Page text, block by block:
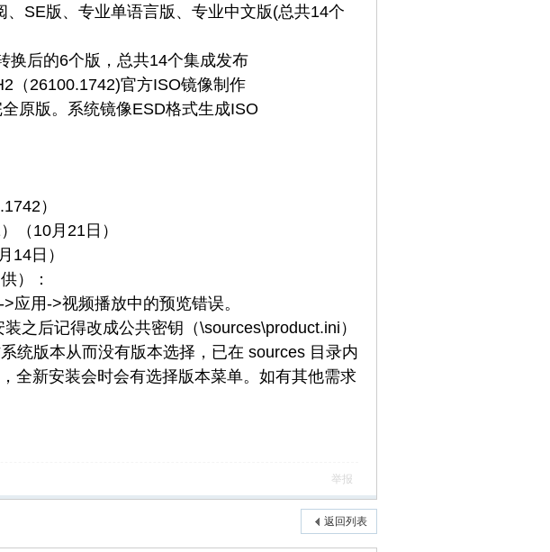
SE版、专业单语言版、专业中文版(总共14个
换后的6个版，总共14个集成发布
（26100.1742)官方ISO镜像制作
原版。系统镜像ESD格式生成ISO
）
（10月21日）
14日）
）：
应用->视频播放中的预览错误。
之后记得改成公共密钥（\sources\product.ini）
统版本从而没有版本选择，已在 sources 目录内
全新安装会时会有选择版本菜单。如有其他需求
举报
返回列表